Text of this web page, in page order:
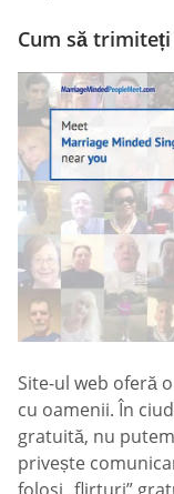
Cum să trimiteți
Site-ul web oferă
cu oamenii. În
gratuită, nu
privește